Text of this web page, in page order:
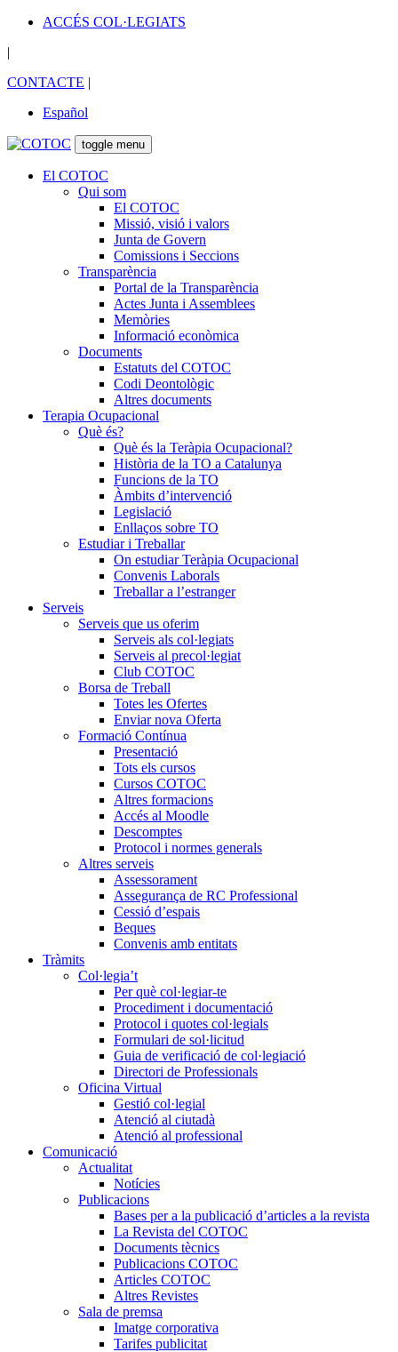
ACCÉS COL·LEGIATS
|
CONTACTE |
Español
toggle menu
El COTOC
Qui som
El COTOC
Missió, visió i valors
Junta de Govern
Comissions i Seccions
Transparència
Portal de la Transparència
Actes Junta i Assemblees
Memòries
Informació econòmica
Documents
Estatuts del COTOC
Codi Deontològic
Altres documents
Terapia Ocupacional
Què és?
Què és la Teràpia Ocupacional?
Història de la TO a Catalunya
Funcions de la TO
Àmbits d’intervenció
Legislació
Enllaços sobre TO
Estudiar i Treballar
On estudiar Teràpia Ocupacional
Convenis Laborals
Treballar a l’estranger
Serveis
Serveis que us oferim
Serveis als col·legiats
Serveis al precol·legiat
Club COTOC
Borsa de Treball
Totes les Ofertes
Enviar nova Oferta
Formació Contínua
Presentació
Tots els cursos
Cursos COTOC
Altres formacions
Accés al Moodle
Descomptes
Protocol i normes generals
Altres serveis
Assessorament
Assegurança de RC Professional
Cessió d’espais
Beques
Convenis amb entitats
Tràmits
Col·legia’t
Per què col·legiar-te
Procediment i documentació
Protocol i quotes col·legials
Formulari de sol·licitud
Guia de verificació de col·legiació
Directori de Professionals
Oficina Virtual
Gestió col·legial
Atenció al ciutadà
Atenció al professional
Comunicació
Actualitat
Notícies
Publicacions
Bases per a la publicació d’articles a la revista
La Revista del COTOC
Documents tècnics
Publicacions COTOC
Articles COTOC
Altres Revistes
Sala de premsa
Imatge corporativa
Tarifes publicitat